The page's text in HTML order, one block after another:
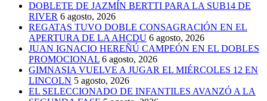
DOBLETE DE JAZMÍN BERTTI PARA LA SUB14 DE
RIVER 6 agosto, 2026
REGATAS TUVO DOBLE CONSAGRACIÓN EN EL
APERTURA DE LA AHCDU 6 agosto, 2026
JUAN IGNACIO HEREÑÚ CAMPEÓN EN EL DOBLES
PROMOCIONAL 6 agosto, 2026
GIMNASIA VUELVE A JUGAR EL MIÉRCOLES 12 EN
LINCOLN 5 agosto, 2026
EL SELECCIONADO DE INFANTILES AVANZÓ A LA